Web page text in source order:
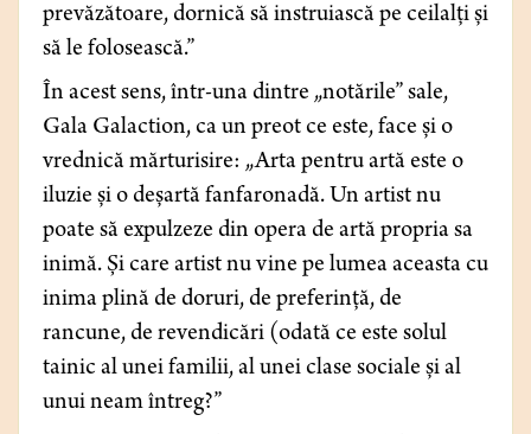
prevăzătoare, dornică să instruiască pe ceilalți și
să le folosească.”
În acest sens, într-una dintre „notările” sale,
Gala Galaction, ca un preot ce este, face și o
vrednică mărturisire: „Arta pentru artă este o
iluzie și o deșartă fanfaronadă. Un artist nu
poate să expulzeze din opera de artă propria sa
inimă. Și care artist nu vine pe lumea aceasta cu
inima plină de doruri, de preferință, de
rancune, de revendicări (odată ce este solul
tainic al unei familii, al unei clase sociale și al
unui neam întreg?”